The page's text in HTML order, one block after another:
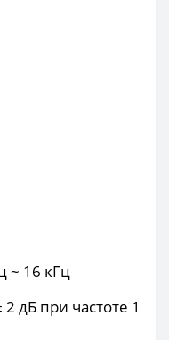
~ 16 кГц
2 дБ при частоте 1